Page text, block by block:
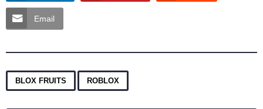
Email
BLOX FRUITS ROBLOX